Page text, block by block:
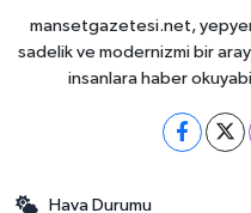
mansetgazetesi.net,
sadelik ve modernizmi bir
insanlara haber
Hava Durumu